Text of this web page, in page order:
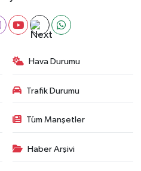
Hava Durumu
Trafik Durumu
Tüm Manşetler
Haber Arşivi